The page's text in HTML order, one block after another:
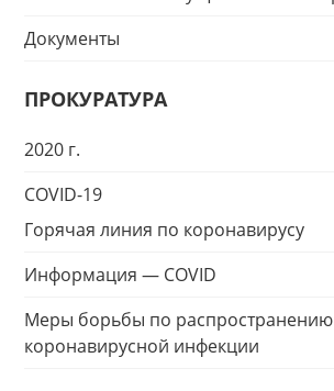
Документы
ПРОКУРАТУРА
2020 г.
COVID-19
Горячая линия по коронавирусу
Информация — COVID
Меры борьбы по распространению
коронавирусной инфекции